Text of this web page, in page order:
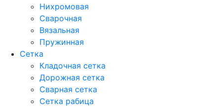
Нихромовая
Сварочная
Вязальная
Пружинная
Сетка
Кладочная сетка
Дорожная сетка
Сварная сетка
Сетка рабица